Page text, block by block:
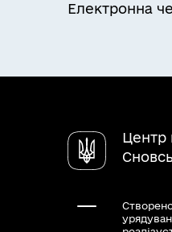
Електронна
Центр